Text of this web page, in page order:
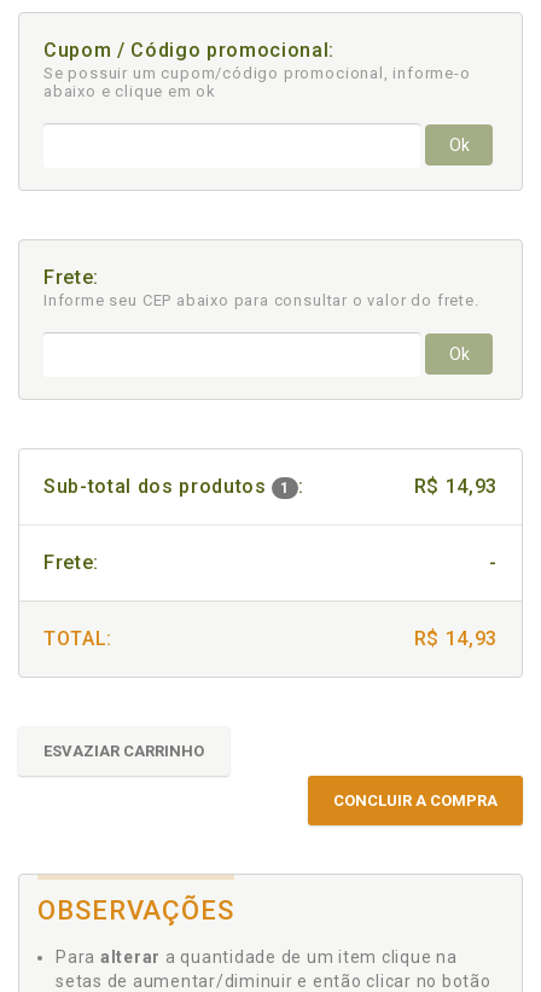
Cupom / Código promocional:
Se possuir um cupom/código promocional, informe-o
abaixo e clique em ok
Ok
Frete:
Informe seu CEP abaixo para consultar o valor do frete.
Ok
Sub-total dos produtos 1 : R$ 14,93
Frete: -
TOTAL: R$ 14,93
ESVAZIAR CARRINHO
CONCLUIR A COMPRA
OBSERVAÇÕES
Para alterar a quantidade de um item clique na
setas de aumentar/diminuir e então clicar no botão